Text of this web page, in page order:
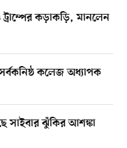
ট্রাম্পের কড়াকড়ি, মানলেন
কলেজ অধ্যাপক
সাইবার ঝুঁকির আশঙ্কা